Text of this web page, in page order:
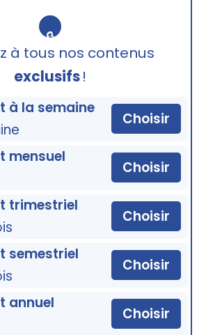
🔒
à tous nos contenus
exclusifs!
à la semaine
Choisir
mensuel
Choisir
trimestriel
Choisir
semestriel
Choisir
annuel
Choisir